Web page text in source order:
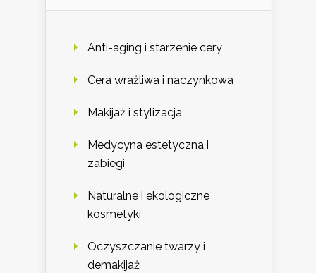
Anti-aging i starzenie cery
Cera wrażliwa i naczynkowa
Makijaż i stylizacja
Medycyna estetyczna i
zabiegi
Naturalne i ekologiczne
kosmetyki
Oczyszczanie twarzy i
demakijaż